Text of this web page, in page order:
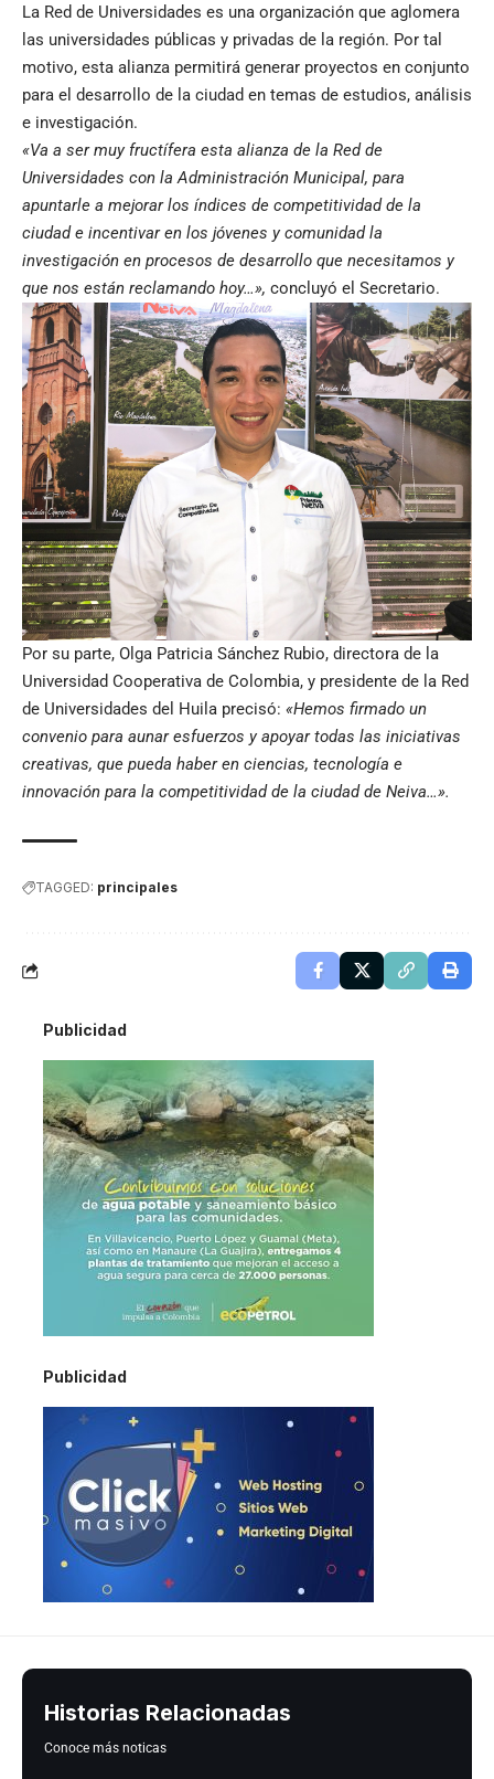
La Red de Universidades es una organización que aglomera
las universidades públicas y privadas de la región. Por tal
motivo, esta alianza permitirá generar proyectos en conjunto
para el desarrollo de la ciudad en temas de estudios, análisis
e investigación.
«Va a ser muy fructífera esta alianza de la Red de
Universidades con la Administración Municipal, para
apuntarle a mejorar los índices de competitividad de la
ciudad e incentivar en los jóvenes y comunidad la
investigación en procesos de desarrollo que necesitamos y
que nos están reclamando hoy…», concluyó el Secretario.
Por su parte, Olga Patricia Sánchez Rubio, directora de la
Universidad Cooperativa de Colombia, y presidente de la Red
de Universidades del Huila precisó: «Hemos firmado un
convenio para aunar esfuerzos y apoyar todas las iniciativas
creativas, que pueda haber en ciencias, tecnología e
innovación para la competitividad de la ciudad de Neiva…».
TAGGED: principales
Publicidad
Publicidad
Historias Relacionadas
Conoce más noticas